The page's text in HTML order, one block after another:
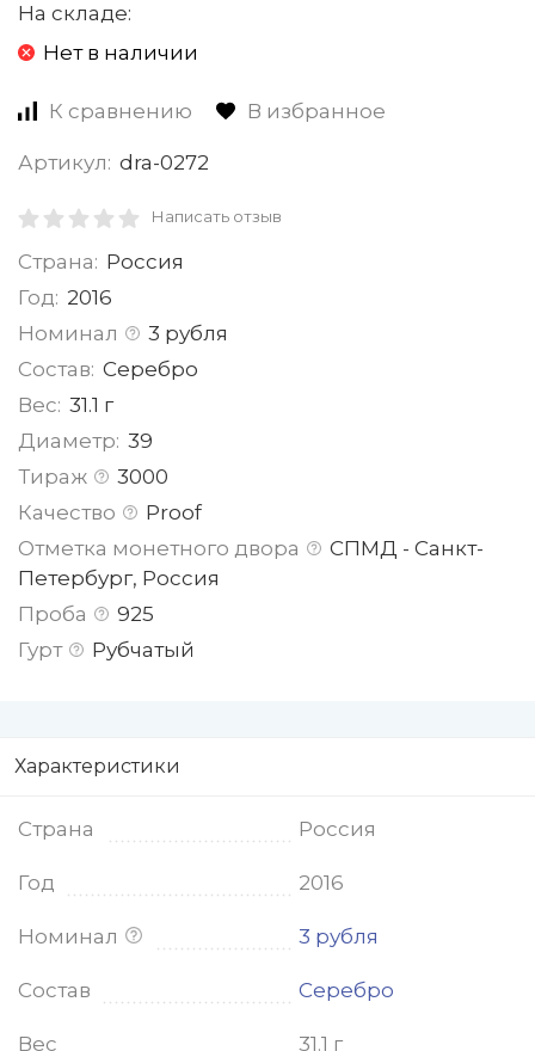
На складе:
Нет в наличии
К сравнению В избранное
Артикул: dra-0272
Написать отзыв
Страна: Россия
Год: 2016
Номинал
3 рубля
Состав: Серебро
Вес: 31.1 г
Диаметр: 39
Тираж
3000
Качество
Proof
Отметка монетного двора
СПМД - Санкт-
Петербург, Россия
Проба
925
Гурт
Рубчатый
Характеристики
Страна Россия
Год 2016
Номинал 3 рубля
Состав Серебро
Вес 31.1 г